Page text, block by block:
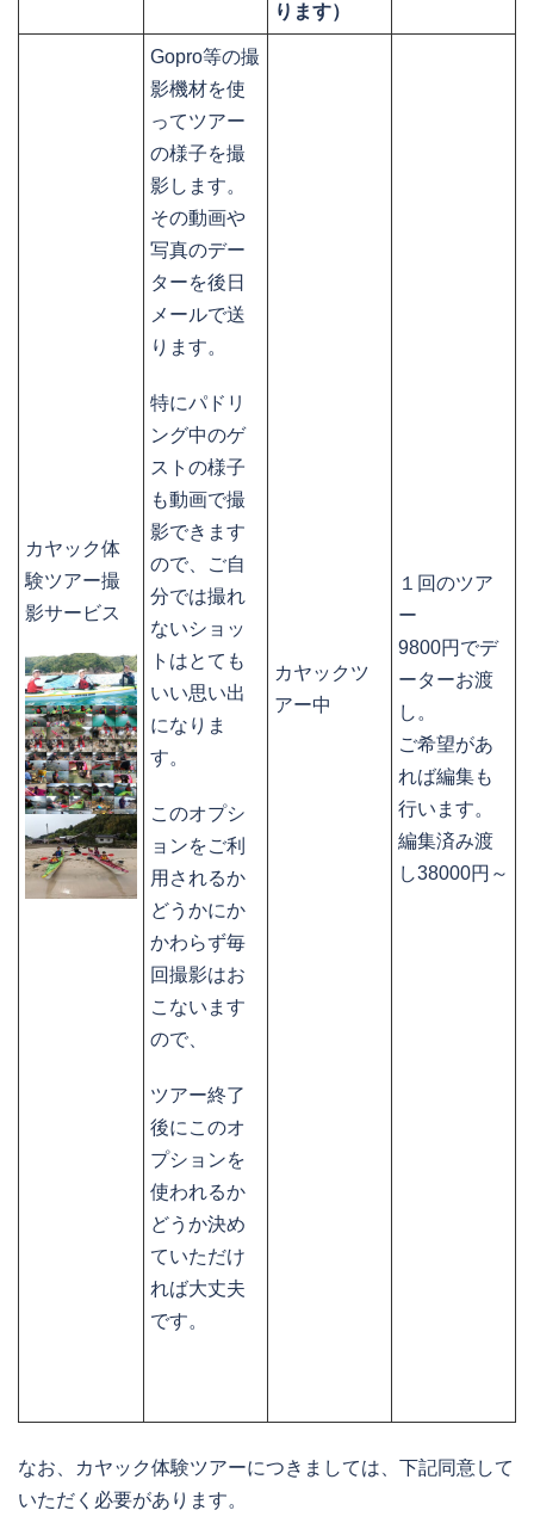
ります）
カヤック体
験ツアー撮
影サービス
Gopro等の撮
影機材を使
ってツアー
の様子を撮
影します。
その動画や
写真のデー
ターを後日
メールで送
ります。
特にパドリ
ング中のゲ
ストの様子
も動画で撮
影できます
ので、ご自
分では撮れ
ないショッ
トはとても
いい思い出
になりま
す。
このオプシ
ョンをご利
用されるか
どうかにか
かわらず毎
回撮影はお
こないます
ので、
ツアー終了
後にこのオ
プションを
使われるか
どうか決め
ていただけ
れば大丈夫
です。
カヤックツ
アー中
１回のツア
ー
9800円でデ
ーターお渡
し。
ご希望があ
れば編集も
行います。
編集済み渡
し38000円～
なお、カヤック体験ツアーにつきましては、下記同意して
いただく必要があります。